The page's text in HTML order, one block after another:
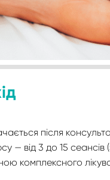
після
— від 3 до 15 сеансів
комплексного